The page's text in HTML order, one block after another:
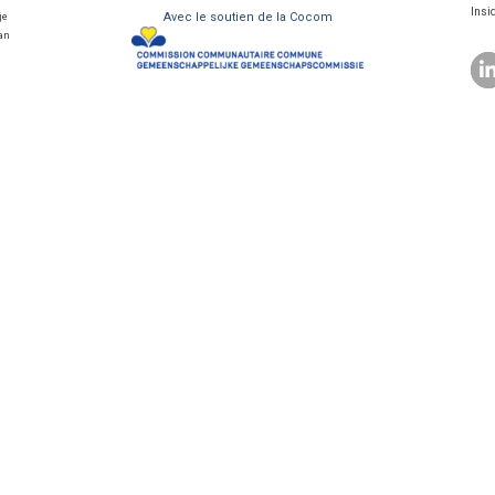
Avec le soutien de la Cocom